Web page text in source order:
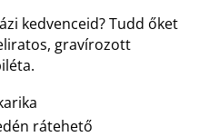
kedvenceid? Tudd őket
gravírozott
rátehető